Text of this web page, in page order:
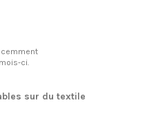
ci.
sur du textile